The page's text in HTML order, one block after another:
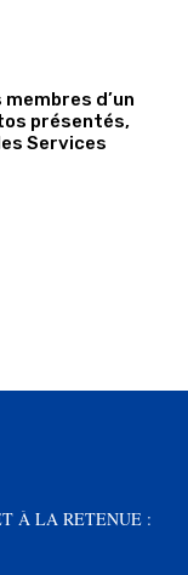
membres d’un
présentés,
Services
À LA RETENUE :